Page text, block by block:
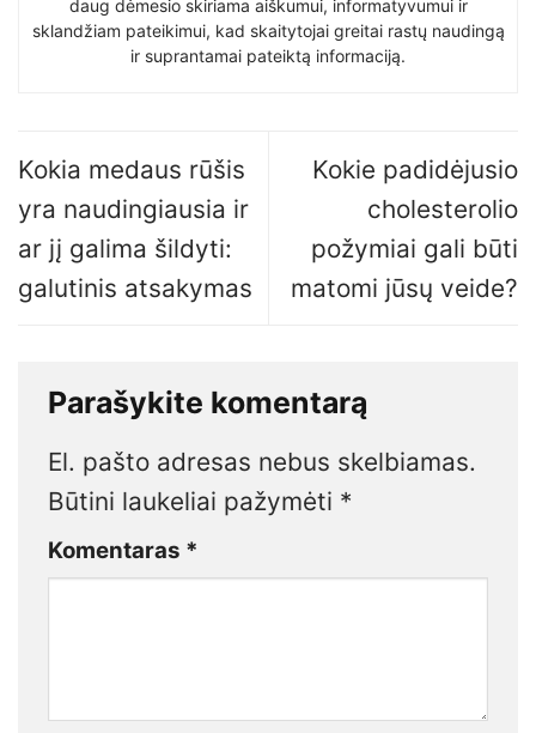
daug dėmesio skiriama aiškumui, informatyvumui ir
sklandžiam pateikimui, kad skaitytojai greitai rastų naudingą
ir suprantamai pateiktą informaciją.
Kokia medaus rūšis
yra naudingiausia ir
ar jį galima šildyti:
galutinis atsakymas
Kokie padidėjusio
cholesterolio
požymiai gali būti
matomi jūsų veide?
Parašykite komentarą
El. pašto adresas nebus skelbiamas.
Būtini laukeliai pažymėti *
Komentaras *